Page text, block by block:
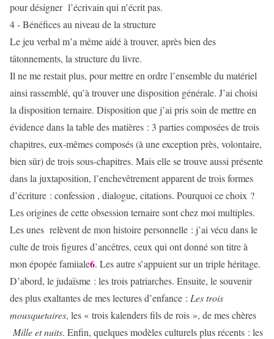
pour désigner l’écrivain qui n’écrit pas.
4 - Bénéfices au niveau de la structure
Le jeu verbal m’a même aidé à trouver, après bien des
tâtonnements, la structure du livre.
Il ne me restait plus, pour mettre en ordre l’ensemble du matériel
ainsi rassemblé, qu’à trouver une disposition générale. J’ai choisi
la disposition ternaire. Disposition que j’ai pris soin de mettre en
évidence dans la table des matières : 3 parties composées de trois
chapitres, eux-mêmes composés (à une exception près, volontaire,
bien sûr) de trois sous-chapitres. Mais elle se trouve aussi présente
dans la juxtaposition, l’enchevêtrement apparent de trois formes
d’écriture : confession , dialogue, citations. Pourquoi ce choix ?
Les origines de cette obsession ternaire sont chez moi multiples.
Les unes relèvent de mon histoire personnelle : j’ai vécu dans le
culte de trois figures d’ancêtres, ceux qui ont donné son titre à
mon épopée famiiale6. Les autre s’appuient sur un triple héritage.
D’abord, le judaïsme : les trois patriarches. Ensuite, le souvenir
des plus exaltantes de mes lectures d’enfance : Les trois
mousquetaires, les « trois kalenders fils de rois », de mes chères
Mille et nuits. Enfin, quelques modèles culturels plus récents : les